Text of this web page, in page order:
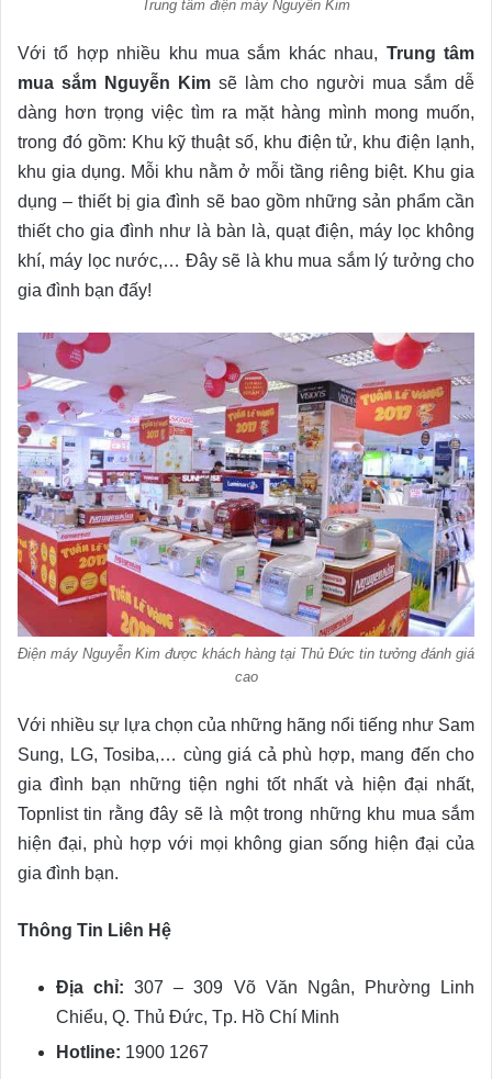
Trung tâm điện máy Nguyễn Kim
Với tổ hợp nhiều khu mua sắm khác nhau, Trung tâm
mua sắm Nguyễn Kimsẽ làm cho người mua sắm dễ
dàng hơn trọng việc tìm ra mặt hàng mình mong muốn,
trong đó gồm: Khu kỹ thuật số, khu điện tử, khu điện lạnh,
khu gia dụng. Mỗi khu nằm ở mỗi tầng riêng biệt. Khu gia
dụng – thiết bị gia đình sẽ bao gồm những sản phẩm cần
thiết cho gia đình như là bàn là, quạt điện, máy lọc không
khí, máy lọc nước,… Đây sẽ là khu mua sắm lý tưởng cho
gia đình bạn đấy!
Điện máy Nguyễn Kim được khách hàng tại Thủ Đức tin tưởng đánh giá
cao
Với nhiều sự lựa chọn của những hãng nổi tiếng như Sam
Sung, LG, Tosiba,… cùng giá cả phù hợp, mang đến cho
gia đình bạn những tiện nghi tốt nhất và hiện đại nhất,
Topnlist tin rằng đây sẽ là một trong những khu mua sắm
hiện đại, phù hợp với mọi không gian sống hiện đại của
gia đình bạn.
Thông Tin Liên Hệ
Địa chỉ: 307 – 309 Võ Văn Ngân, Phường Linh
Chiểu, Q. Thủ Đức, Tp. Hồ Chí Minh
Hotline: 1900 1267